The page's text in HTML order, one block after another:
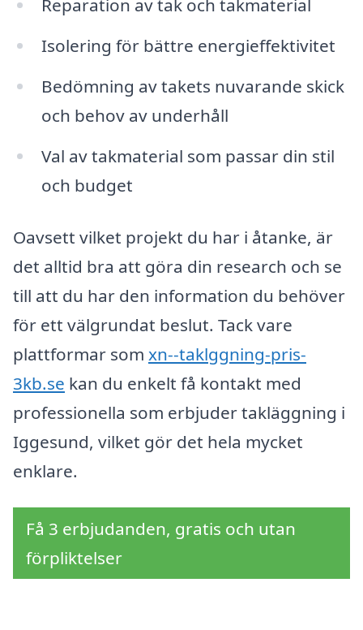
Reparation av tak och takmaterial
Isolering för bättre energieffektivitet
Bedömning av takets nuvarande skick
och behov av underhåll
Val av takmaterial som passar din stil
och budget
Oavsett vilket projekt du har i åtanke, är
det alltid bra att göra din research och se
till att du har den information du behöver
för ett välgrundat beslut. Tack vare
plattformar som xn--taklggning-pris-
3kb.se kan du enkelt få kontakt med
professionella som erbjuder takläggning i
Iggesund, vilket gör det hela mycket
enklare.
Få 3 erbjudanden, gratis och utan
förpliktelser